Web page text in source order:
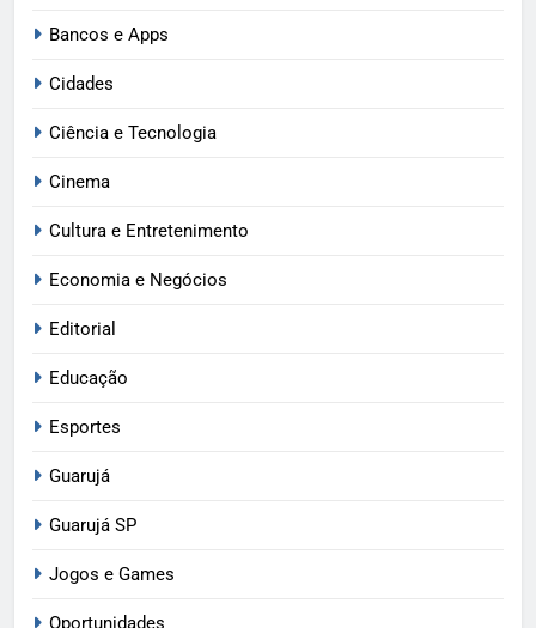
Bancos e Apps
Cidades
Ciência e Tecnologia
Cinema
Cultura e Entretenimento
Economia e Negócios
Editorial
Educação
Esportes
Guarujá
Guarujá SP
Jogos e Games
Oportunidades